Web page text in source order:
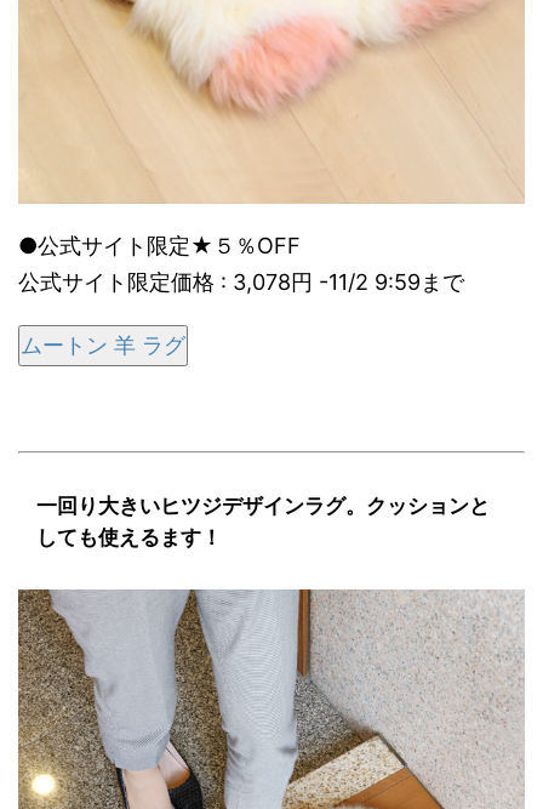
●公式サイト限定★５％OFF
公式サイト限定価格 : 3,078円 -11/2 9:59まで
ムートン 羊 ラグ
一回り大きいヒツジデザインラグ。クッションと
しても使えるます！